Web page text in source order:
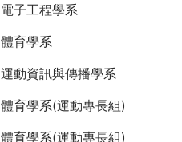
電子工程學系
體育學系
運動資訊與傳播學系
體育學系(運動專長組)
體育學系(運動專長組)